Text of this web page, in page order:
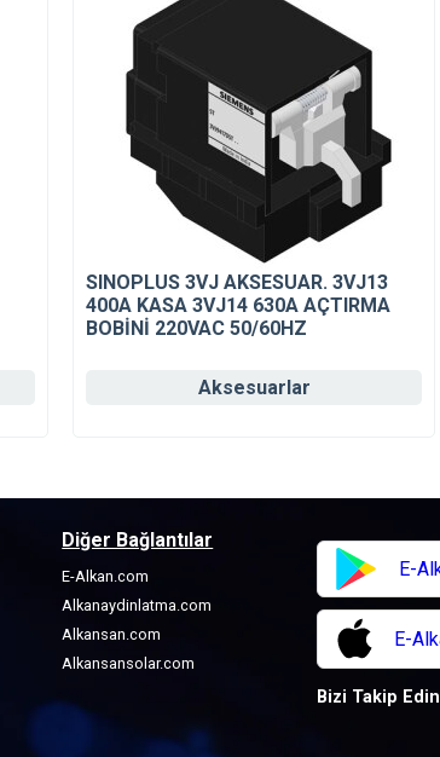
SINOPLUS 3VJ AKSESUAR. 3VJ13
400A KASA 3VJ14 630A AÇTIRMA
BOBİNİ 220VAC 50/60HZ
Aksesuarlar
Diğer Bağlantılar
E-Alkan.com
Alkanaydinlatma.com
Alkansan.com
Alkansansolar.com
E-
E-
Bizi Takip